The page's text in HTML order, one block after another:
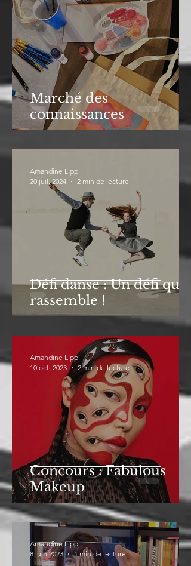
Marché des
connaissances
Défi danse : Un défi qui
rassemble !
Amandine Lippi
20 juil. 2024
2 min de lecture
Concours : Fabulous
Makeup
Amandine Lippi
10 oct. 2023
2 min de lecture
Amandine Lippi
8 juin 2023
1 min de lecture